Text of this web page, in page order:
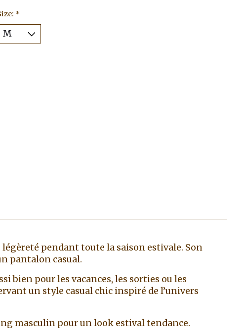
*
pendant toute la saison estivale. Son
pantalon casual.
bien pour les vacances, les sorties ou les
un style casual chic inspiré de l’univers
masculin pour un look estival tendance.